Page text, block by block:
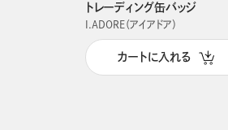
トレーディング缶バッジ
I.ADORE（アイアドア）
カートに入れる